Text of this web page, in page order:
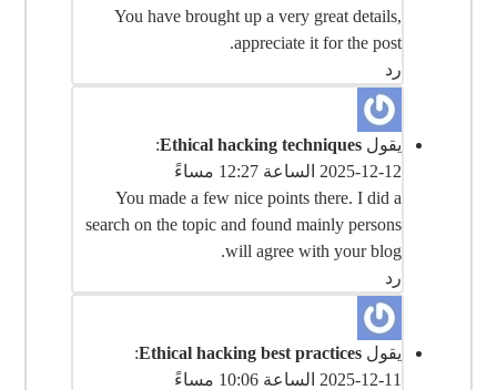
You have brought up a very great details,
appreciate it for the post.
رد
يقول Ethical hacking techniques
:
2025-12-12 الساعة 12:27 مساءً
You made a few nice points there. I did a
search on the topic and found mainly persons
will agree with your blog.
رد
يقول Ethical hacking best practices
:
2025-12-11 الساعة 10:06 مساءً